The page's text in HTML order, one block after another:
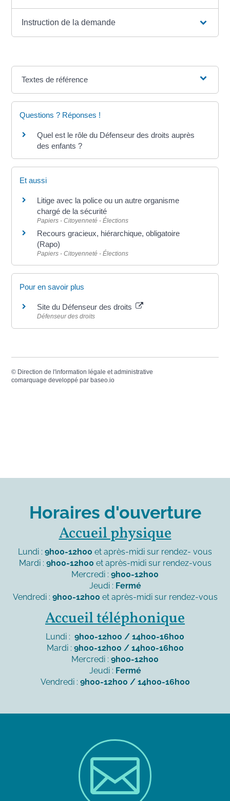
Instruction de la demande
Textes de référence
Questions ? Réponses !
Quel est le rôle du Défenseur des droits auprès
des enfants ?
Et aussi
Litige avec la police ou un autre organisme
chargé de la sécurité
Papiers - Citoyenneté - Élections
Recours gracieux, hiérarchique, obligatoire
(Rapo)
Papiers - Citoyenneté - Élections
Pour en savoir plus
Site du Défenseur des droits
Défenseur des droits
© Direction de l'information légale et administrative
comarquage developpé parbaseo.io
Horaires d'ouverture
Accueil physique
Lundi : 9h00-12h00 et après-midi sur rendez- vous
Mardi : 9h00-12h00 et après-midi sur rendez-vous
Mercredi : 9h00-12h00
Jeudi : Fermé
Vendredi : 9h00-12h00 et après-midi sur rendez-vous
Accueil téléphonique
Lundi : 9h00-12h00 / 14h00-16h00
Mardi : 9h00-12h00 / 14h00-16h00
Mercredi : 9h00-12h00
Jeudi : Fermé
Vendredi : 9h00-12h00 / 14h00-16h00
